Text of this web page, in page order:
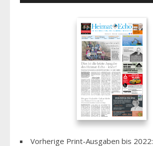
Vorherige Print-Ausgaben bis 2022: